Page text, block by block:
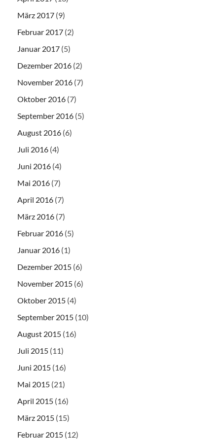
März 2017 (9)
Februar 2017 (2)
Januar 2017 (5)
Dezember 2016 (2)
November 2016 (7)
Oktober 2016 (7)
September 2016 (5)
August 2016 (6)
Juli 2016 (4)
Juni 2016 (4)
Mai 2016 (7)
April 2016 (7)
März 2016 (7)
Februar 2016 (5)
Januar 2016 (1)
Dezember 2015 (6)
November 2015 (6)
Oktober 2015 (4)
September 2015 (10)
August 2015 (16)
Juli 2015 (11)
Juni 2015 (16)
Mai 2015 (21)
April 2015 (16)
März 2015 (15)
Februar 2015 (12)